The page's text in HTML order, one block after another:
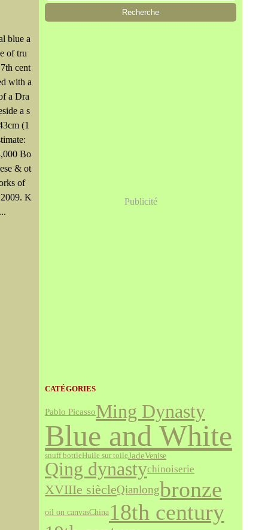
blue a
of tru
cent
with a
a Dra
a s
(1
Bo
& ot
of
K
Publicité
CATÉGORIES
Pablo PicassoMing Dynasty
Blue and White
snuff bottleHuile sur toileJadeVenise
Qing dynastychinoiserie
XVIIIe siècleQianlongbronze
oil on canvasChina 18th century